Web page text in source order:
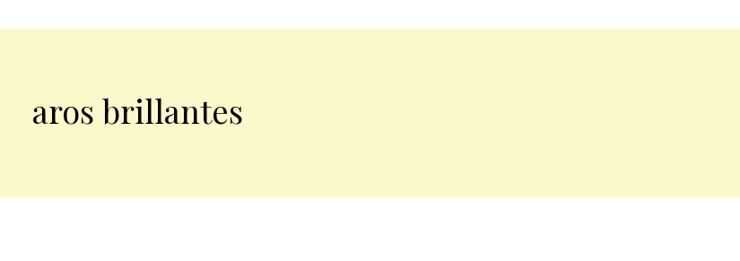
aros brillantes